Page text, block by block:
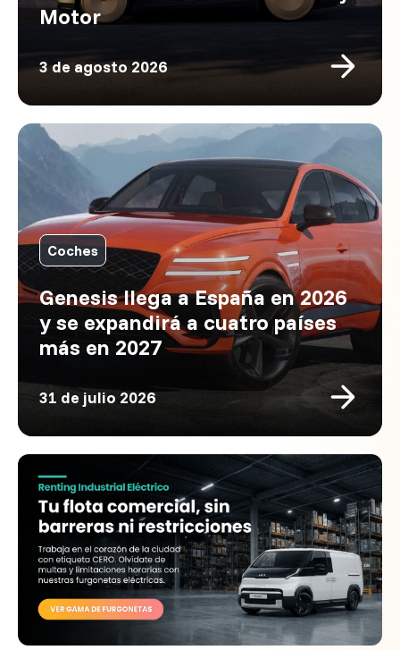
Motor
3 de agosto 2026
Coches
Genesis llega a España en 2026
y se expandirá a cuatro países
más en 2027
31 de julio 2026